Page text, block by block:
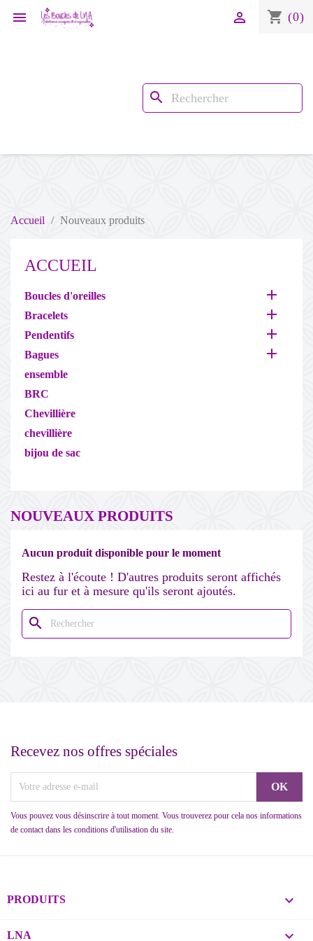
 shopping_cart (0)

search
Accueil Nouveaux produits
ACCUEIL
Boucles d'oreilles 
Bracelets 
Pendentifs 
Bagues 
ensemble
BRC
Chevillière
chevillière
bijou de sac
NOUVEAUX PRODUITS
Aucun produit disponible pour le moment
Restez à l'écoute ! D'autres produits seront affichés
ici au fur et à mesure qu'ils seront ajoutés.
search
Recevez nos offres spéciales
Vous pouvez vous désinscrire à tout moment. Vous trouverez pour cela nos informations
de contact dans les conditions d'utilisation du site.
PRODUITS 
LNA 